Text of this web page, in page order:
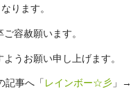
ります。
容赦願います。
うお願い申し上げます。
事へ「 レインボー☆彡 」→